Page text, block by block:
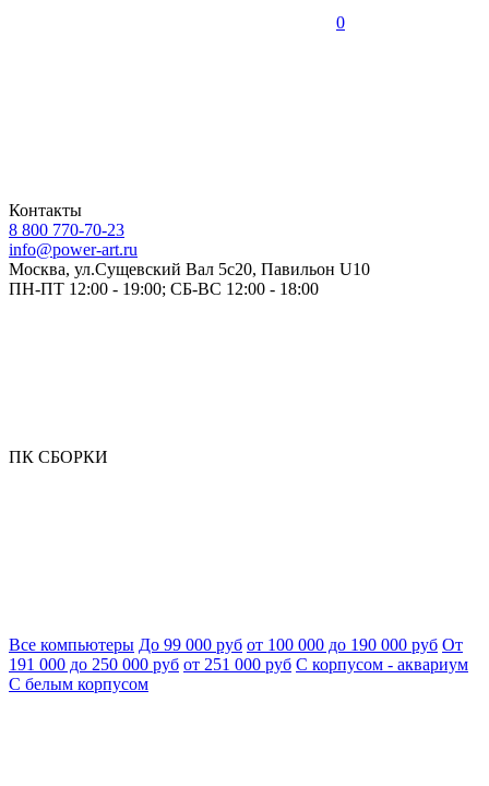
0
Контакты
8 800 770-70-23
info@power-art.ru
Москва, ул.Сущевский Вал 5с20, Павильон U10
ПН-ПТ 12:00 - 19:00; СБ-ВС 12:00 - 18:00
ПК СБОРКИ
Все компьютеры До 99 000 руб от 100 000 до 190 000 руб От
191 000 до 250 000 руб от 251 000 руб С корпусом - аквариум
С белым корпусом